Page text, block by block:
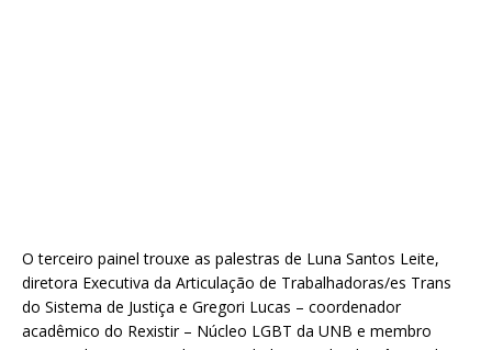
O terceiro painel trouxe as palestras de Luna Santos Leite,
diretora Executiva da Articulação de Trabalhadoras/es Trans
do Sistema de Justiça e Gregori Lucas – coordenador
acadêmico do Rexistir – Núcleo LGBT da UNB e membro